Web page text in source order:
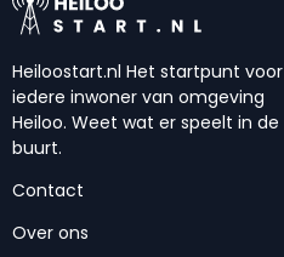
Heiloostart.nl Het startpunt voor
iedere inwoner van omgeving
Heiloo. Weet wat er speelt in de
buurt.
Contact
Over ons